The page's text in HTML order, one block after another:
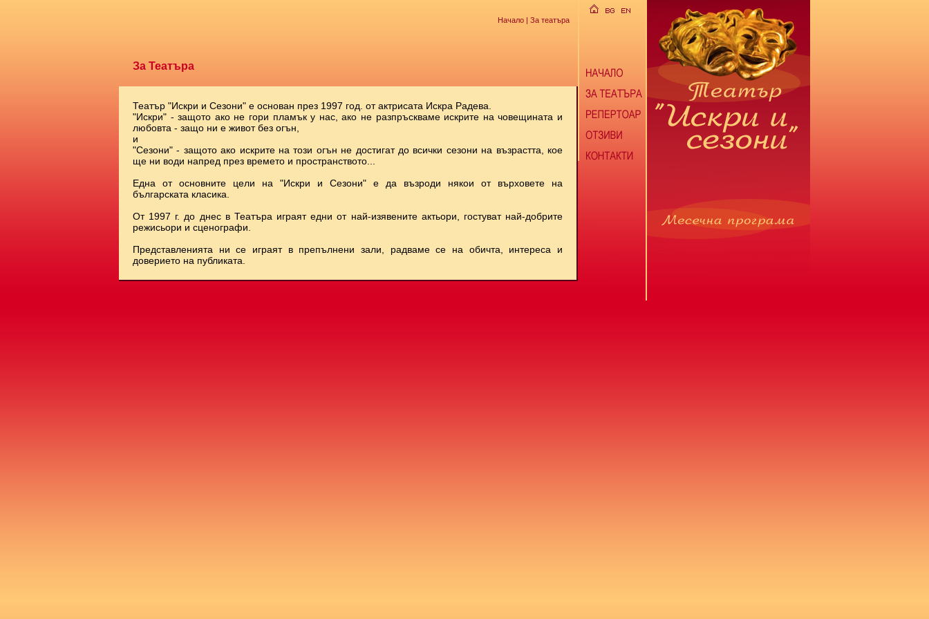
Начало | За театъра
За Театъра
Театър "Искри и Сезони" е основан през 1997 год. от актрисата Искра Радева.
"Искри" - защото ако не гори пламък у нас, ако не разпръскваме искрите на човещината и
любовта - защо ни е живот без огън,
и
"Сезони" - защото ако искрите на този огън не достигат до всички сезони на възрастта, кое
ще ни води напред през времето и пространството...
Една от основните цели на "Искри и Сезони" е да възроди някои от върховете на
българската класика.
От 1997 г. до днес в Театъра играят едни от най-изявените актьори, гостуват най-добрите
режисьори и сценографи.
Представленията ни се играят в препълнени зали, радваме се на обичта, интереса и
доверието на публиката.